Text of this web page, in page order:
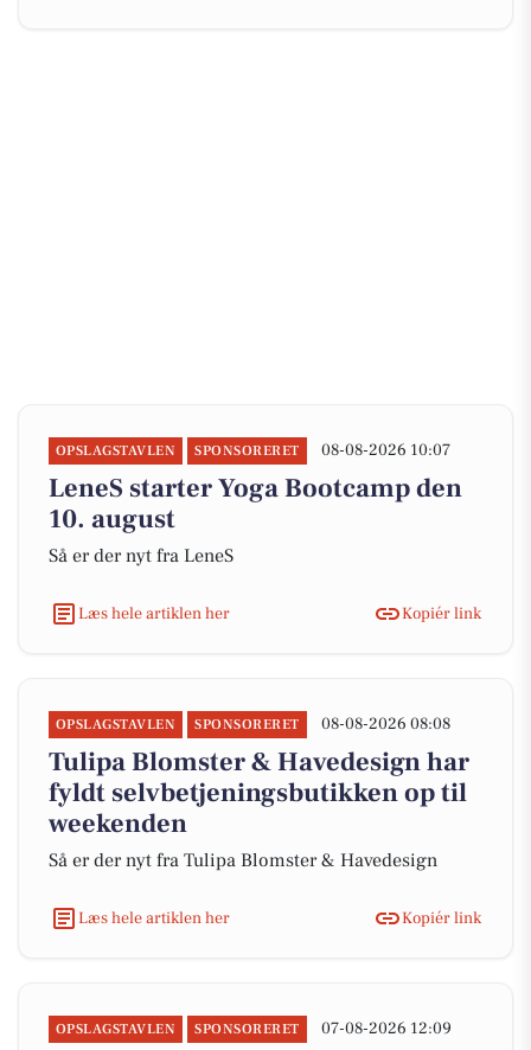
OPSLAGSTAVLEN SPONSORERET 08-08-2026 10:07
LeneS starter Yoga Bootcamp den
10. august
Så er der nyt fra LeneS
Læs hele artiklen her Kopiér link
OPSLAGSTAVLEN SPONSORERET 08-08-2026 08:08
Tulipa Blomster & Havedesign har
fyldt selvbetjeningsbutikken op til
weekenden
Så er der nyt fra Tulipa Blomster & Havedesign
Læs hele artiklen her Kopiér link
OPSLAGSTAVLEN SPONSORERET 07-08-2026 12:09